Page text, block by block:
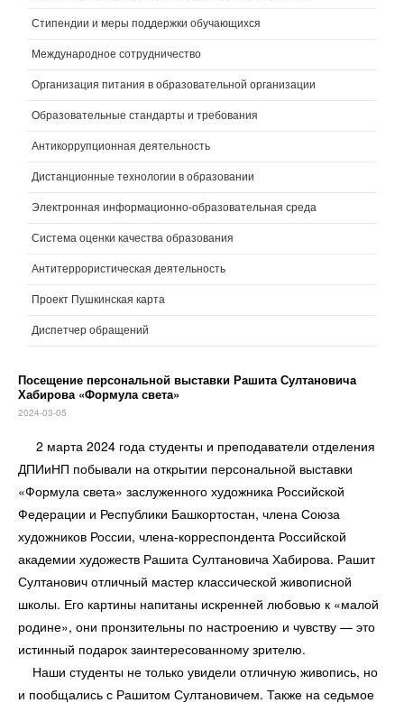
Стипендии и меры поддержки обучающихся
Международное сотрудничество
Организация питания в образовательной организации
Образовательные стандарты и требования
Антикоррупционная деятельность
Дистанционные технологии в образовании
Электронная информационно-образовательная среда
Система оценки качества образования
Антитеррористическая деятельность
Проект Пушкинская карта
Диспетчер обращений
Посещение персональной выставки Рашита Султановича
Хабирова «Формула света»
2024-03-05
2 марта 2024 года студенты и преподаватели отделения
ДПИиНП побывали на открытии персональной выставки
«Формула света» заслуженного художника Российской
Федерации и Республики Башкортостан, члена Союза
художников России, члена-корреспондента Российской
академии художеств Рашита Султановича Хабирова. Рашит
Султанович отличный мастер классической живописной
школы. Его картины напитаны искренней любовью к «малой
родине», они пронзительны по настроению и чувству — это
истинный подарок заинтересованному зрителю.
Наши студенты не только увидели отличную живопись, но
и пообщались с Рашитом Султановичем. Также на седьмое